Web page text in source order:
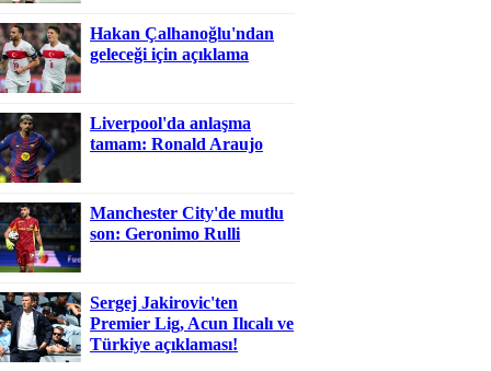
Hakan Çalhanoğlu'ndan
geleceği için açıklama
Liverpool'da anlaşma
tamam: Ronald Araujo
Manchester City'de mutlu
son: Geronimo Rulli
Sergej Jakirovic'ten
Premier Lig, Acun Ilıcalı ve
Türkiye açıklaması!